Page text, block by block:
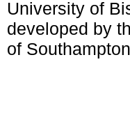
University of
developed by
of